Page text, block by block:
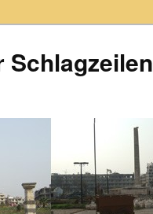
Schlagzeilen